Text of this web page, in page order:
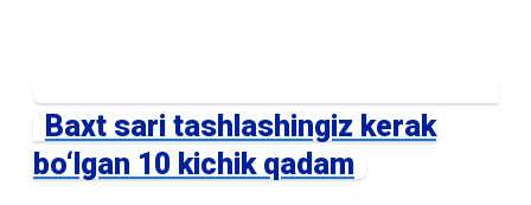
Baxt sari tashlashingiz kerak
bo‘lgan 10 kichik qadam